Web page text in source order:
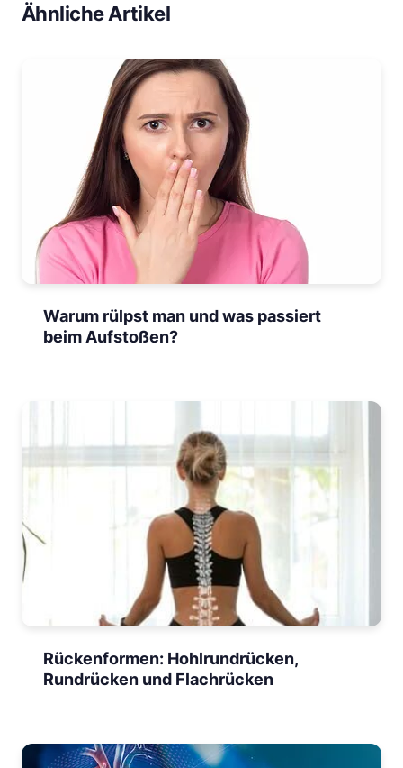
Ähnliche Artikel
Warum rülpst man und was passiert
beim Aufstoßen?
Rückenformen: Hohlrundrücken,
Rundrücken und Flachrücken